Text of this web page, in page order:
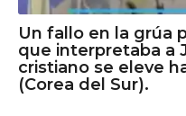
Un fallo en la grúa
que interpretaba a
cristiano se eleve
(Corea del Sur).